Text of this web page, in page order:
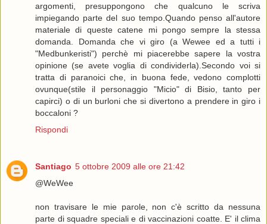
argomenti, presuppongono che qualcuno le scriva
impiegando parte del suo tempo.Quando penso all'autore
materiale di queste catene mi pongo sempre la stessa
domanda. Domanda che vi giro (a Wewee ed a tutti i
"Medbunkeristi") perchè mi piacerebbe sapere la vostra
opinione (se avete voglia di condividerla).Secondo voi si
tratta di paranoici che, in buona fede, vedono complotti
ovunque(stile il personaggio "Micio" di Bisio, tanto per
capirci) o di un burloni che si divertono a prendere in giro i
boccaloni ?
Rispondi
Santiago 5 ottobre 2009 alle ore 21:42
@WeWee
non travisare le mie parole, non c'è scritto da nessuna
parte di squadre speciali e di vaccinazioni coatte. E' il clima